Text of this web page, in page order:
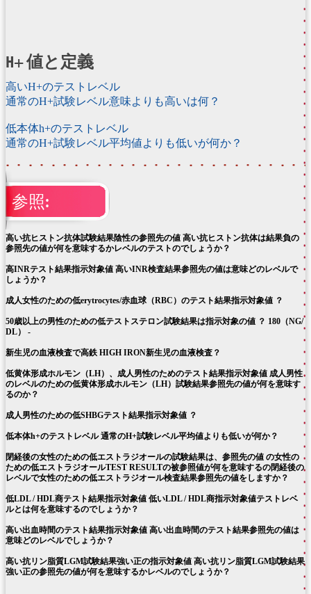
H+ 値と定義
高いH+のテストレベル
通常のH+試験レベル意味よりも高いは何？
低本体h+のテストレベル
通常のH+試験レベル平均値よりも低いが何か？
参照:
高い抗ヒストン抗体試験結果陰性の参照先の値 高い抗ヒストン抗体は結果負の
参照先の値が何を意味するかレベルのテストのでしょうか？
高INRテスト結果指示対象値 高いINR検査結果参照先の値は意味どのレベルで
しょうか？
成人女性のための低erytrocytes/赤血球（RBC）のテスト結果指示対象値 ？
50歳以上の男性のための低テストステロン試験結果は指示対象の値 ？ 180（NG/
DL） -
新生児の血液検査で高鉄 HIGH IRON新生児の血液検査？
低黄体形成ホルモン（LH）、成人男性のためのテスト結果指示対象値 成人男性
のレベルのための低黄体形成ホルモン（LH）試験結果参照先の値が何を意味す
るのか？
成人男性のための低SHBGテスト結果指示対象値 ？
低本体h+のテストレベル 通常のH+試験レベル平均値よりも低いが何か？
閉経後の女性のための低エストラジオールの試験結果は、参照先の値 の女性の
ための低エストラジオールTEST RESULTの被参照値が何を意味するの閉経後の
レベルで女性のための低エストラジオール検査結果参照先の値をしますか？
低LDL / HDL商テスト結果指示対象値 低いLDL / HDL商指示対象値テストレベ
ルとは何を意味するのでしょうか？
高い出血時間のテスト結果指示対象値 高い出血時間のテスト結果参照先の値は
意味どのレベルでしょうか？
高い抗リン脂質LGM試験結果強い正の指示対象値 高い抗リン脂質LGM試験結果
強い正の参照先の値が何を意味するかレベルのでしょうか？